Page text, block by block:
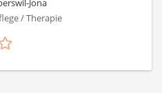
Jona
/ Therapie